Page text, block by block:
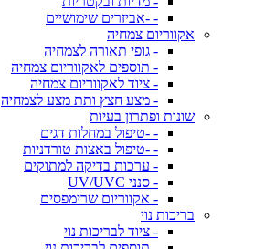
- -אביזרים שימושיים
אקווריום צמחיה
- גופי תאורה לצמחיה
- תוספים לאקווריום צמחיה
- ציוד לאקווריום צמחיה
- מצע חצץ ותת מצע לצמחיה
שונות ופתרון בעיות
- -טיפול במחלות דגים
- -טיפול באצות טורדניות
- ערכות בדיקה למתוקים
- סנני UV/UVC
- אקווריום שרימפסים
בריכות נוי
- ציוד לבריכות נוי